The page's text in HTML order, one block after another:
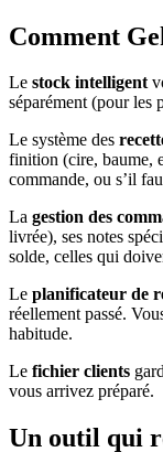
Comment
Le stock intelligent
séparément (pour les
Le système des
finition (cire, baume,
commande, ou s’il
La gestion des
livrée), ses notes
solde, celles qui
Le planificateur de
réellement passé.
habitude.
Le fichier clients
vous arrivez préparé.
Un outil qui